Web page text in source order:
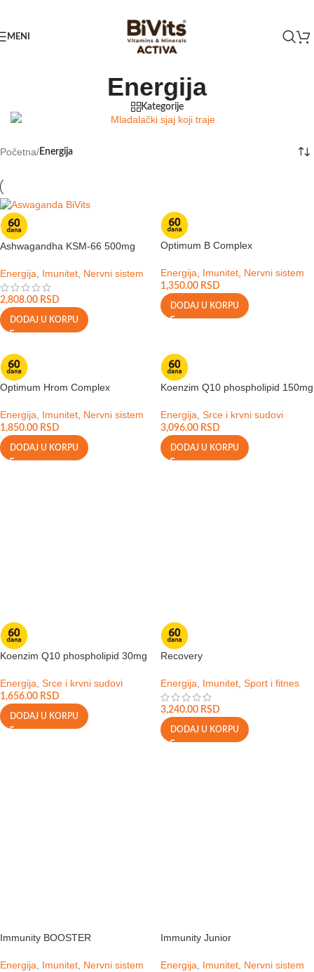
MENI
Energija
Kategorije
Početna/Energija
Ashwagandha KSM-66 500mg
Energija Imunitet Nervni sistem
2,808.00 RSD
DODAJ U KORPU
Optimum B Complex
Energija Imunitet Nervni sistem
1,350.00 RSD
DODAJ U KORPU
Optimum Hrom Complex
Energija Imunitet Nervni sistem
1,850.00 RSD
DODAJ U KORPU
Koenzim Q10 phospholipid 150mg
Energija Srce i krvni sudovi
3,096.00 RSD
DODAJ U KORPU
Koenzim Q10 phospholipid 30mg
Energija Srce i krvni sudovi
1,656.00 RSD
DODAJ U KORPU
Recovery
Energija Imunitet Sport i fitnes
3,240.00 RSD
DODAJ U KORPU
Immunity BOOSTER
Energija Imunitet Nervni sistem
Immunity Junior
Energija Imunitet Nervni sistem